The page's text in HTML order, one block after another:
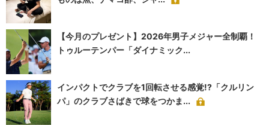
【今月のプレゼント】2026年男子メジャー全制覇！
トゥルーテンパー「ダイナミック...
インパクトでクラブを1回転させる感覚!?「クルリン
パ」のクラブさばきで球をつかま...